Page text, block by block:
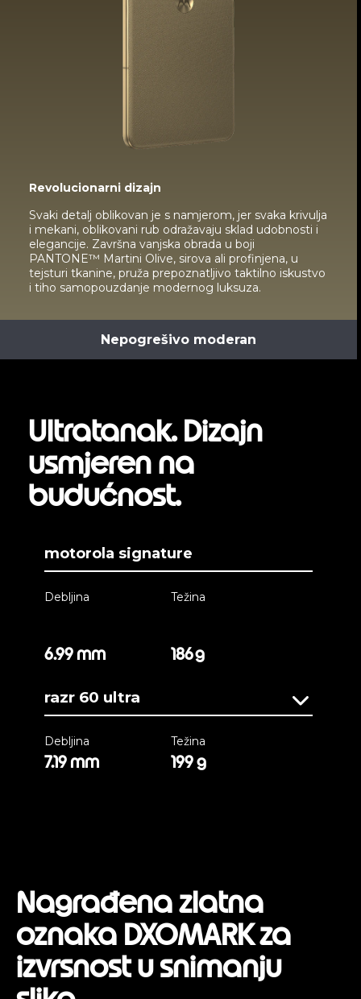
Revolucionarni dizajn
Svaki detalj oblikovan je s namjerom, jer svaka krivulja
i mekani, oblikovani rub odražavaju sklad udobnosti i
elegancije. Završna vanjska obrada u boji
PANTONE™ Martini Olive, sirova ali profinjena, u
tejsturi tkanine, pruža prepoznatljivo taktilno iskustvo
i tiho samopouzdanje modernog luksuza.
Nepogrešivo moderan
Ultratanak. Dizajn
usmjeren na
budućnost.
motorola signature
Debljina
6.99 mm
Težina
186 g
razr 60 ultra
Debljina
7.19 mm
Težina
199 g
Nagrađena zlatna
oznaka DXOMARK za
izvrsnost u snimanju